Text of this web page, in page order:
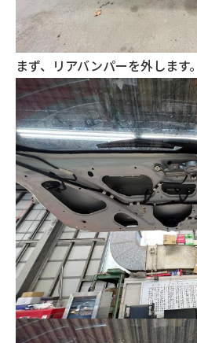
まず、リアバンパーを外します。